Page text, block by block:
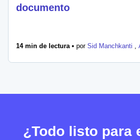
documento
14 min de lectura • por Sid Manchkanti
¿Todo listo para